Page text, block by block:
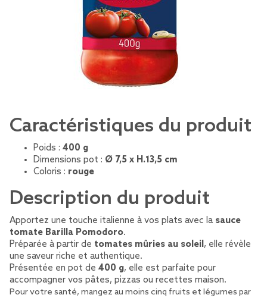
Caractéristiques du produit
Poids : 400 g
Dimensions pot : Ø 7,5 x H.13,5 cm
Coloris : rouge
Description du produit
Apportez une touche italienne à vos plats avec la sauce
tomate Barilla Pomodoro.
Préparée à partir de tomates mûries au soleil, elle révèle
une saveur riche et authentique.
Présentée en pot de 400 g, elle est parfaite pour
accompagner vos pâtes, pizzas ou recettes maison.
Pour votre santé, mangez au moins cinq fruits et légumes par